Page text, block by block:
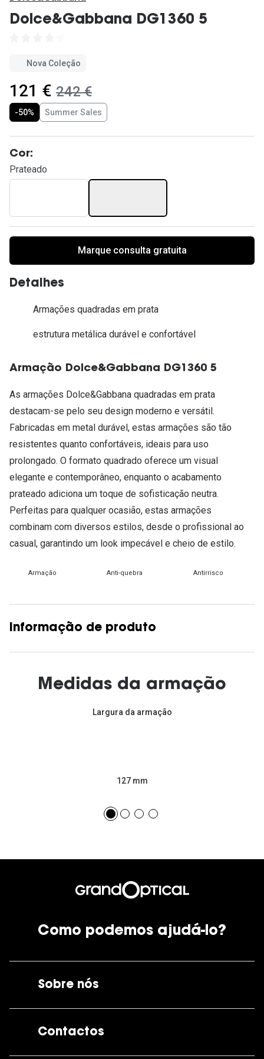
Dolce&Gabbana DG1360 5
Nova Coleção
agora:
121 € era:
242 €
-50% Summer Sales
Cor:
Prateado
Marque consulta gratuita
Detalhes
Armações quadradas em prata
estrutura metálica durável e confortável
Armação Dolce&Gabbana DG1360 5
As armações Dolce&Gabbana quadradas em prata
destacam-se pelo seu design moderno e versátil.
Fabricadas em metal durável, estas armações são tão
resistentes quanto confortáveis, ideais para uso
prolongado. O formato quadrado oferece um visual
elegante e contemporâneo, enquanto o acabamento
prateado adiciona um toque de sofisticação neutra.
Perfeitas para qualquer ocasião, estas armações
combinam com diversos estilos, desde o profissional ao
casual, garantindo um look impecável e cheio de estilo.
Armação Anti-quebra Antirrisco
Informação de produto
Medidas da armação
Largura da armação
127 mm
Como podemos ajudá-lo?
Sobre nós
Contactos